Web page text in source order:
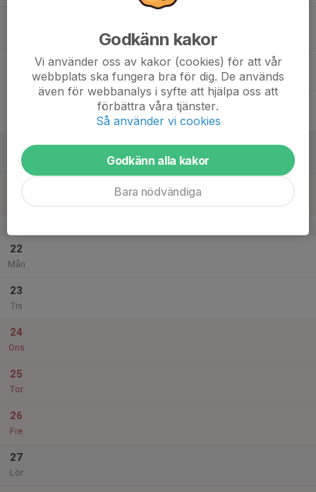
Lör
22
Mån
23
Tis
24
Ons
25
Tor
26
Fre
27
Lör
Godkänn kakor
Vi använder oss av kakor (cookies) för att vår
webbplats ska fungera bra för dig. De används
även för webbanalys i syfte att hjälpa oss att
förbättra våra tjänster.
Så använder vi cookies
Godkänn alla kakor
Bara nödvändiga